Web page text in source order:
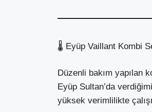
🌡 Eyüp Vaillant Kombi
Düzenli bakım yapılan
Eyüp Sultan’da
yüksek verimlilikte